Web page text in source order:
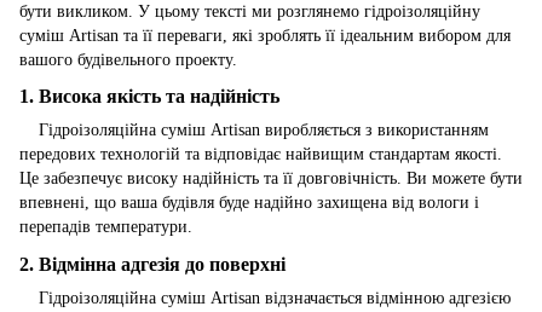
бути викликом. У цьому тексті ми розглянемо гідроізоляційну
суміш Artisan та її переваги, які зроблять її ідеальним вибором для
вашого будівельного проекту.
1. Висока якість та надійність
Гідроізоляційна суміш Artisan виробляється з використанням
передових технологій та відповідає найвищим стандартам якості.
Це забезпечує високу надійність та її довговічність. Ви можете бути
впевнені, що ваша будівля буде надійно захищена від вологи і
перепадів температури.
2. Відмінна адгезія до поверхні
Гідроізоляційна суміш Artisan відзначається відмінною адгезією